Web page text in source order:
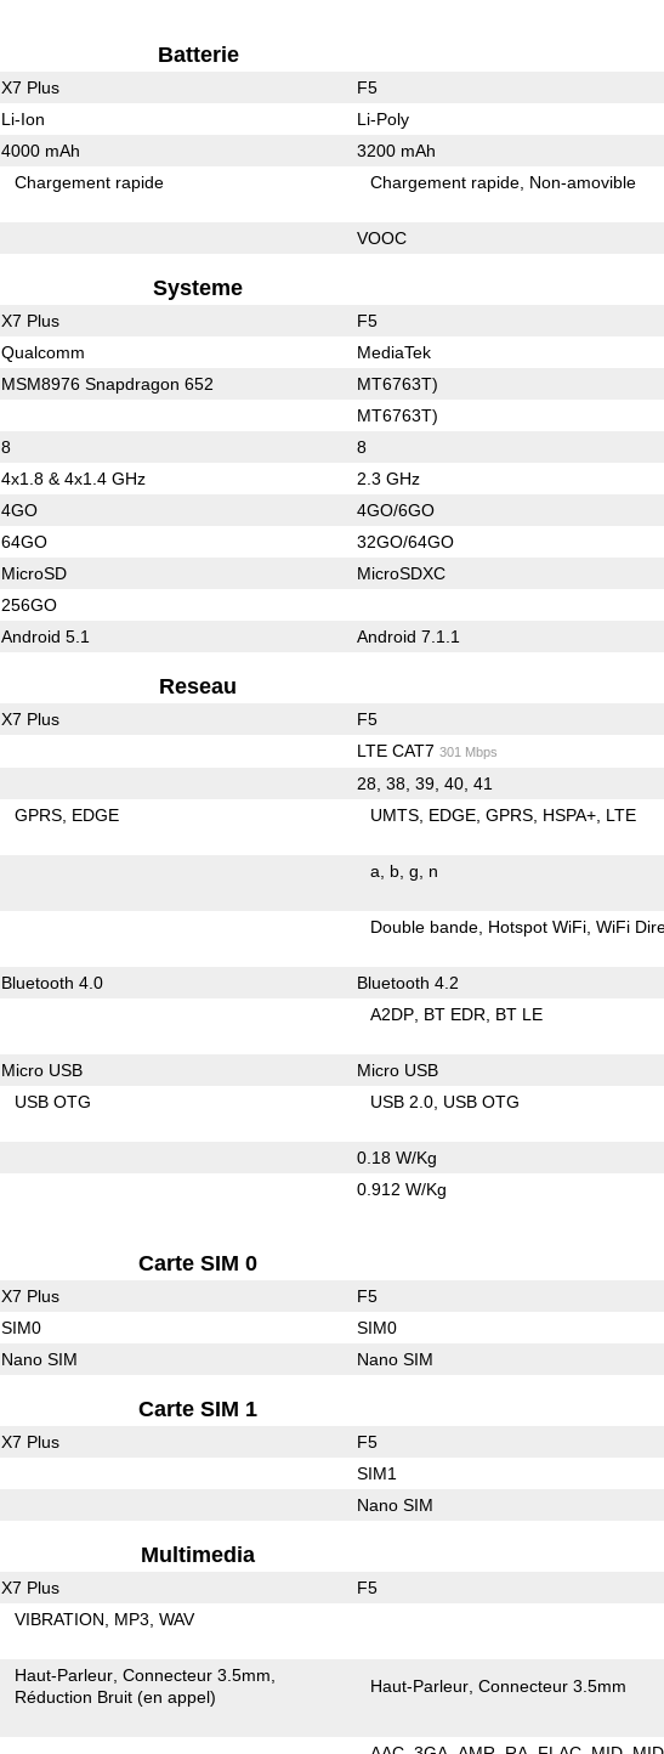
Batterie
X7 Plus F5
Li-Ion Li-Poly
4000 mAh 3200 mAh
Chargement rapide Chargement rapide Non-amovible
VOOC
Systeme
X7 Plus F5
Qualcomm MediaTek
MSM8976 Snapdragon 652 MT6763T)
MT6763T)
8 8
4x1.8 & 4x1.4 GHz 2.3 GHz
4GO 4GO/6GO
64GO 32GO/64GO
MicroSD MicroSDXC
256GO
Android 5.1 Android 7.1.1
Reseau
X7 Plus F5
LTE CAT7 301 Mbps
28, 38, 39, 40, 41
GPRS EDGE UMTS EDGE GPRS HSPA+ LTE
a b g n
Double bande Hotspot WiFi WiFi
Bluetooth 4.0 Bluetooth 4.2
A2DP BT EDR BT LE
Micro USB Micro USB
USB OTG USB 2.0 USB OTG
0.18 W/Kg
0.912 W/Kg
Carte SIM 0
X7 Plus F5
SIM0 SIM0
Nano SIM Nano SIM
Carte SIM 1
X7 Plus F5
SIM1
Nano SIM
Multimedia
X7 Plus F5
VIBRATION MP3 WAV
Haut-Parleur Connecteur 3.5mm
Réduction Bruit (en appel)
Haut-Parleur Connecteur 3.5mm